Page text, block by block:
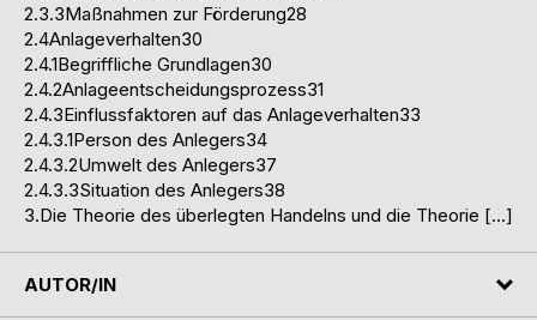
2.3.3Maßnahmen zur Förderung28
2.4Anlageverhalten30
2.4.1Begriffliche Grundlagen30
2.4.2Anlageentscheidungsprozess31
2.4.3Einflussfaktoren auf das Anlageverhalten33
2.4.3.1Person des Anlegers34
2.4.3.2Umwelt des Anlegers37
2.4.3.3Situation des Anlegers38
3.Die Theorie des überlegten Handelns und die Theorie […]
AUTOR/IN